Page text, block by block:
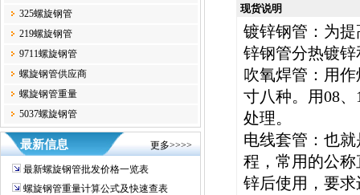
325螺旋钢管
219螺旋钢管
9711螺旋钢管
螺旋钢管供应商
螺旋钢管重量
5037螺旋钢管
最新信息 更多>>>>
最新螺旋钢管批发价格一览表
螺旋钢管重量计算公式及快速查表
现货说明
镀锌钢管：为
锌钢管分热镀
吹氧焊管：用
寸八种。用08
处理。
电线套管：也
程，常用的公
锌后使用，要